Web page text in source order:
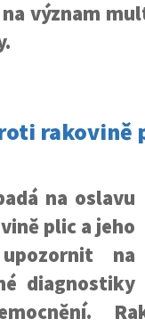
význam
rakovině
na oslavu
plic a jeho
na
diagnostiky